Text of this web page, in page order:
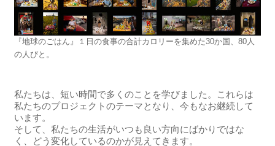
『地球のごはん』１日の食事の合計カロリーを集めた30か国、80人
の人びと。
私たちは、短い時間で多くのことを学びました。これらは
私たちのプロジェクトのテーマとなり、今もなお継続して
います。
そして、私たちの生活がいつも良い方向にばかりではな
く、どう変化しているのかが見えてきます。